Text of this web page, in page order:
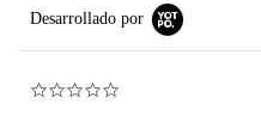
Desarrollado por